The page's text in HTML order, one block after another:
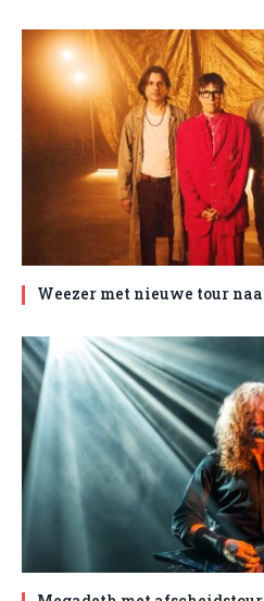
Weezer met nieuwe tour